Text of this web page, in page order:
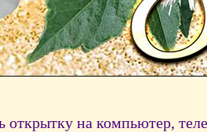
открытку на компьютер,